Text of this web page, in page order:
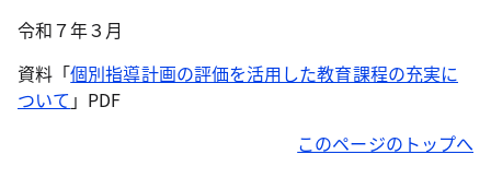
令和７年３月
資料「個別指導計画の評価を活用した教育課程の充実に
ついて 」PDF
このページのトップへ